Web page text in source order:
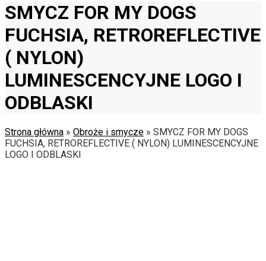
SMYCZ FOR MY DOGS
FUCHSIA, RETROREFLECTIVE
( NYLON)
LUMINESCENCYJNE LOGO I
ODBLASKI
Strona główna » Obroże i smycze » SMYCZ FOR MY DOGS
FUCHSIA, RETROREFLECTIVE ( NYLON) LUMINESCENCYJNE
LOGO I ODBLASKI